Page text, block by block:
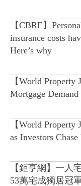
【CBRE】
insurance costs
Here’s why
【World
Mortgage
【World Property
as Investors
【鉅亨網】一人
53萬宅成獨居冠